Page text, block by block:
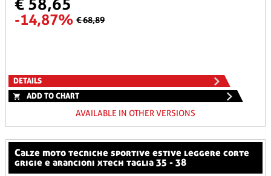
€ 58,65
-14,87% € 68,89
DETAILS
ADD TO CHART
AVAILABLE IN OTHER VERSIONS
calze moto tecniche sportive estive leggere corte
grigie e arancioni xtech taglia 35 - 38